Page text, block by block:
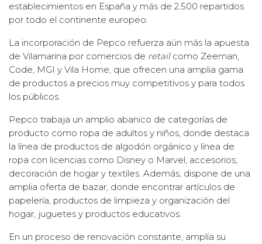
establecimientos en España y más de 2.500 repartidos
por todo el continente europeo.
La incorporación de Pepco refuerza aún más la apuesta
de Vilamarina por comercios de retailcomo Zeeman,
Code, MGI y Vila Home, que ofrecen una amplia gama
de productos a precios muy competitivos y para todos
los públicos.
Pepco trabaja un amplio abanico de categorías de
producto como ropa de adultos y niños, donde destaca
la línea de productos de algodón orgánico y línea de
ropa con licencias como Disney o Marvel, accesorios,
decoración de hogar y textiles. Además, dispone de una
amplia oferta de bazar, donde encontrar artículos de
papelería, productos de limpieza y organización del
hogar, juguetes y productos educativos.
En un proceso de renovación constante, amplía su